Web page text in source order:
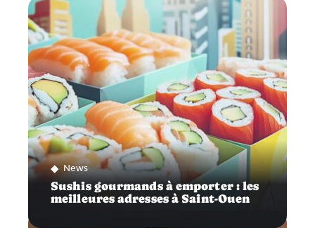
News
Sushis gourmands à emporter : les
meilleures adresses à Saint-Ouen